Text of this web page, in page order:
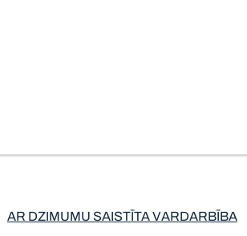
AR DZIMUMU SAISTĪTA VARDARBĪBA